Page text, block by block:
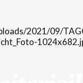
2021/09/